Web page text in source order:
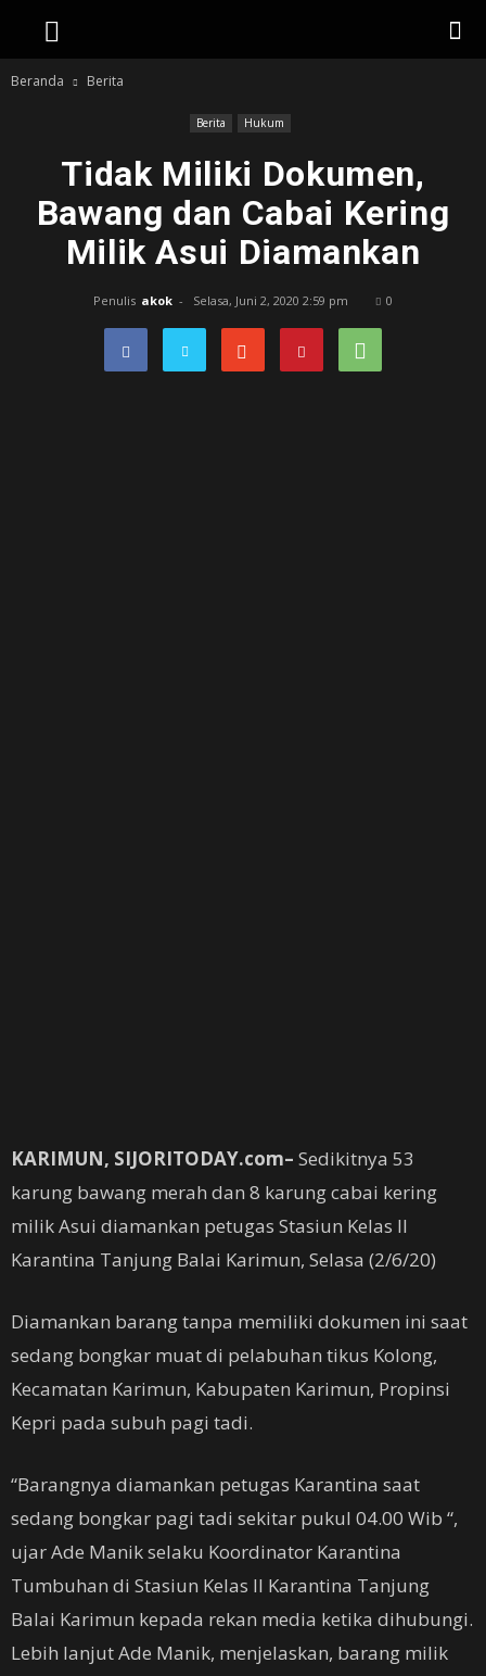
Beranda Berita
Berita Hukum
Tidak Miliki Dokumen,
Bawang dan Cabai Kering
Milik Asui Diamankan
Penulis akok - Selasa, Juni 2, 2020 2:59 pm 0
KARIMUN, SIJORITODAY.com– Sedikitnya 53
karung bawang merah dan 8 karung cabai kering
milik Asui diamankan petugas Stasiun Kelas II
Karantina Tanjung Balai Karimun, Selasa (2/6/20)
Diamankan barang tanpa memiliki dokumen ini saat
sedang bongkar muat di pelabuhan tikus Kolong,
Kecamatan Karimun, Kabupaten Karimun, Propinsi
Kepri pada subuh pagi tadi.
“Barangnya diamankan petugas Karantina saat
sedang bongkar pagi tadi sekitar pukul 04.00 Wib “,
ujar Ade Manik selaku Koordinator Karantina
Tumbuhan di Stasiun Kelas II Karantina Tanjung
Balai Karimun kepada rekan media ketika dihubungi.
Lebih lanjut Ade Manik, menjelaskan, barang milik